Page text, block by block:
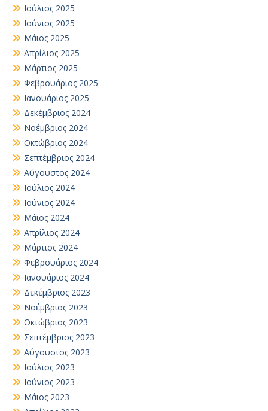
Ιούλιος 2025
Ιούνιος 2025
Μάιος 2025
Απρίλιος 2025
Μάρτιος 2025
Φεβρουάριος 2025
Ιανουάριος 2025
Δεκέμβριος 2024
Νοέμβριος 2024
Οκτώβριος 2024
Σεπτέμβριος 2024
Αύγουστος 2024
Ιούλιος 2024
Ιούνιος 2024
Μάιος 2024
Απρίλιος 2024
Μάρτιος 2024
Φεβρουάριος 2024
Ιανουάριος 2024
Δεκέμβριος 2023
Νοέμβριος 2023
Οκτώβριος 2023
Σεπτέμβριος 2023
Αύγουστος 2023
Ιούλιος 2023
Ιούνιος 2023
Μάιος 2023